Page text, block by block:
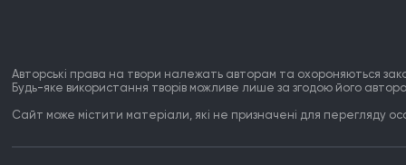
Авторські права на твори належать авторам та охороняються
Будь-яке використання творів можливе лише за згодою його
Сайт може містити матеріали, які не призначені для перегляду